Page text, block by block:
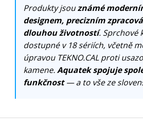
Produkty jsouznámé
designem, precizním
dlouhou životností. Sprchové
dostupné v 18 sériích, včetně
úpravou TEKNO.CAL proti
kamene.Aquatek spojuje
funkčnost— a to vše ze
Z